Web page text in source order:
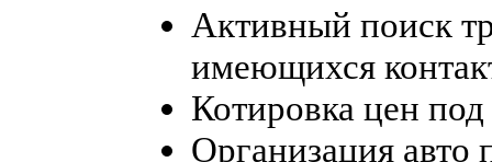
Активный поиск
имеющихся
Котировка цен
Организация авто